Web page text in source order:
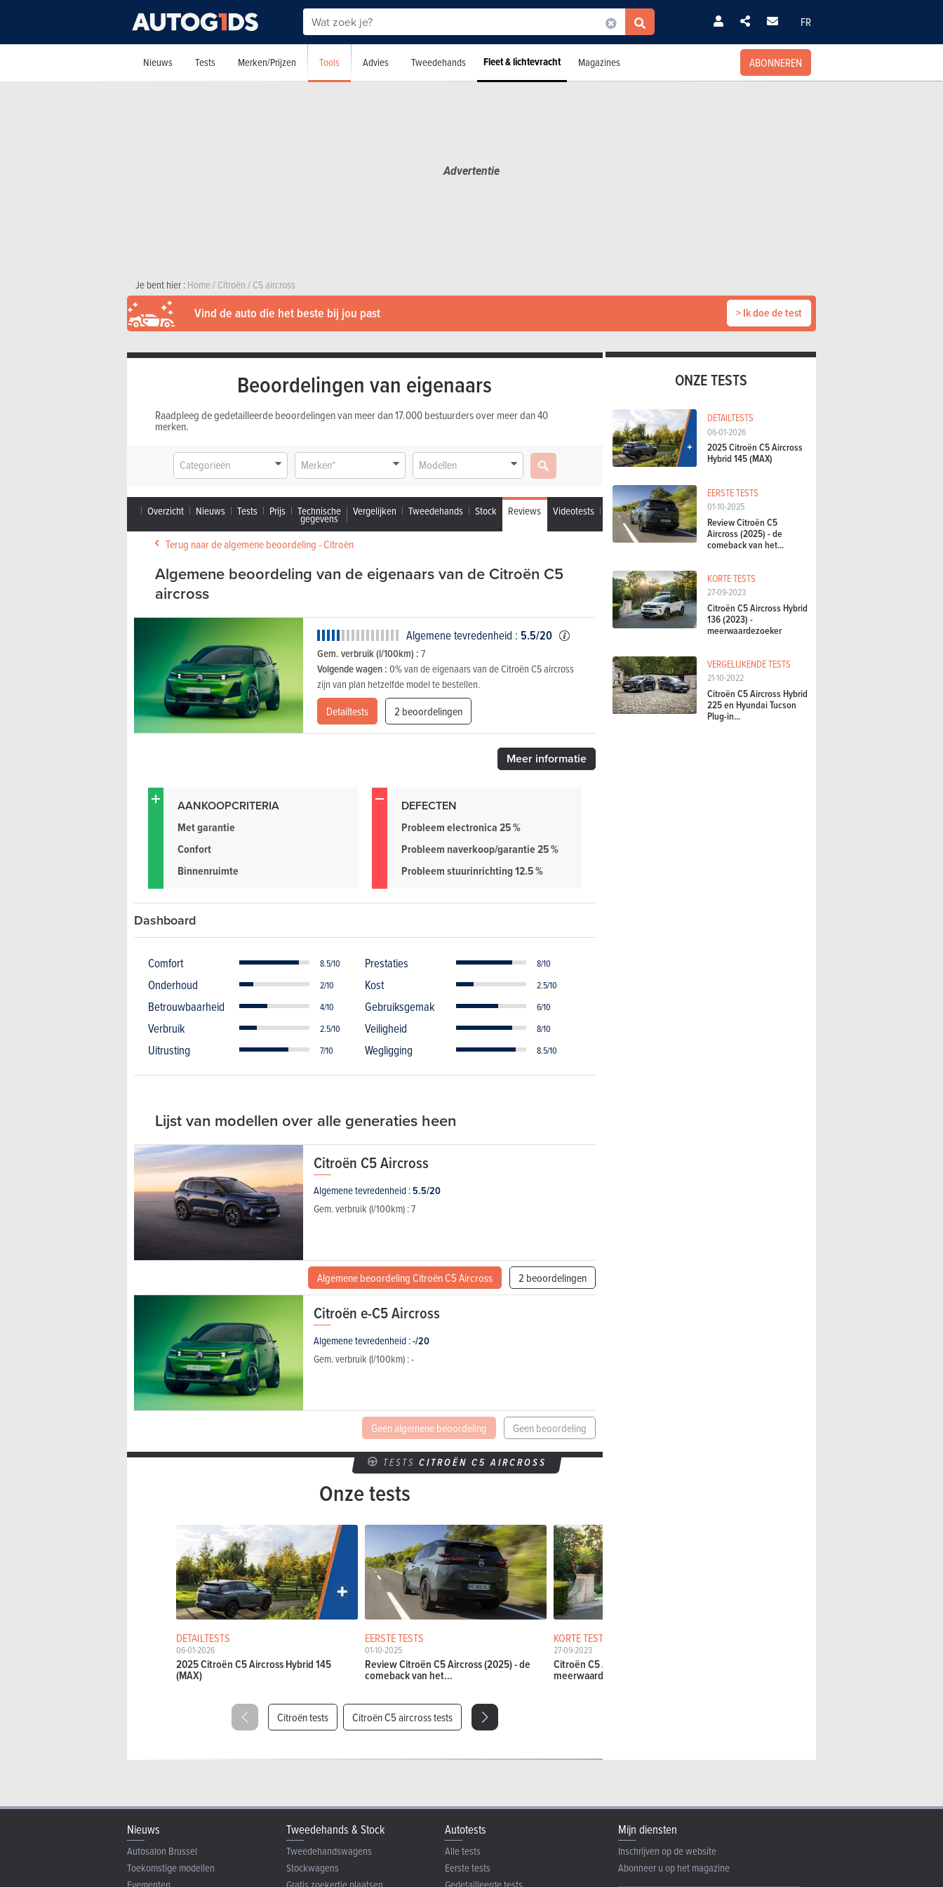
FR
Nieuws Tests Merken/Prijzen Tools Advies Tweedehands Fleet & lichtevracht Magazines ABONNEREN
Je bent hier :Home/Citroën/C5 aircross
Vind de auto die het beste bij jou past > Ik doe de test
Beoordelingen van eigenaars
Raadpleeg de gedetailleerde beoordelingen van meer dan 17.000 bestuurders over meer dan 40
merken.
Categorieën Merken* Modellen
Overzicht Nieuws Tests Prijs Technische
gegevens
Vergelijken Tweedehands Stock Reviews Videotests
Terug naar de algemene beoordeling - Citroën
Algemene beoordeling van de eigenaars van de Citroën C5
aircross
Algemene tevredenheid : 5.5/20
Gem. verbruik (l/100km) :7
Volgende wagen :0% van de eigenaars van de Citroën C5 aircross
zijn van plan hetzelfde model te bestellen.
Detailtests 2 beoordelingen
Meer informatie
AANKOOPCRITERIA
Met garantie
Confort
Binnenruimte
DEFECTEN
Probleem electronica 25 %
Probleem naverkoop/garantie 25 %
Probleem stuurinrichting 12.5 %
Dashboard
Comfort 8.5/10 Prestaties 8/10
Onderhoud 2/10 Kost 2.5/10
Betrouwbaarheid 4/10 Gebruiksgemak 6/10
Verbruik 2.5/10 Veiligheid 8/10
Uitrusting 7/10 Wegligging 8.5/10
Lijst van modellen over alle generaties heen
Citroën C5 Aircross
Algemene tevredenheid :5.5/20
Gem. verbruik (l/100km) :7
Algemene beoordeling Citroën C5 Aircross 2 beoordelingen
Citroën e-C5 Aircross
Algemene tevredenheid :-/20
Gem. verbruik (l/100km) :-
Geen algemene beoordeling Geen beoordeling
TESTS CITROËN C5 AIRCROSS
Onze tests
DETAILTESTS
06-01-2026
2025 Citroën C5 Aircross Hybrid 145
(MAX)
EERSTE TESTS
01-10-2025
Review Citroën C5 Aircross (2025) - de
comeback van het...
KORTE TESTS
27-09-2023
Citroën C5 Aircross Hybrid 136 (2023) -
meerwaardezoeker
Citroën tests Citroën C5 aircross tests
ONZE TESTS
DETAILTESTS
06-01-2026
2025 Citroën C5 Aircross
Hybrid 145 (MAX)
EERSTE TESTS
01-10-2025
Review Citroën C5
Aircross (2025) - de
comeback van het...
KORTE TESTS
27-09-2023
Citroën C5 Aircross Hybrid
136 (2023) -
meerwaardezoeker
VERGELIJKENDE TESTS
21-10-2022
Citroën C5 Aircross Hybrid
225 en Hyundai Tucson
Plug-in...
Nieuws
Autosalon Brussel
Toekomstige modellen
Tweedehands & Stock
Tweedehandswagens
Stockwagens
Autotests
Alle tests
Eerste tests
Mijn diensten
Inschrijven op de website
Abonneer u op het magazine